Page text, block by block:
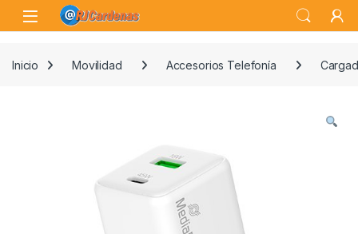
Skip to navigation
Skip to content
Open
Inicio Movilidad Accesorios Telefonía